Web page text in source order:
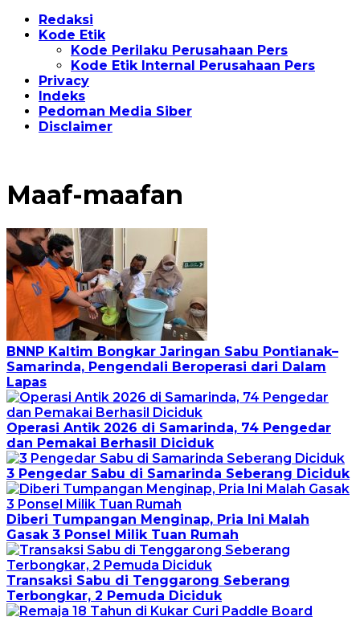
Redaksi
Kode Etik
Kode Perilaku Perusahaan Pers
Kode Etik Internal Perusahaan Pers
Privacy
Indeks
Pedoman Media Siber
Disclaimer
Maaf-maafan
BNNP Kaltim Bongkar Jaringan Sabu Pontianak–
Samarinda, Pengendali Beroperasi dari Dalam
Lapas
Operasi Antik 2026 di Samarinda, 74 Pengedar
dan Pemakai Berhasil Diciduk
3 Pengedar Sabu di Samarinda Seberang Diciduk
Diberi Tumpangan Menginap, Pria Ini Malah
Gasak 3 Ponsel Milik Tuan Rumah
Transaksi Sabu di Tenggarong Seberang
Terbongkar, 2 Pemuda Diciduk